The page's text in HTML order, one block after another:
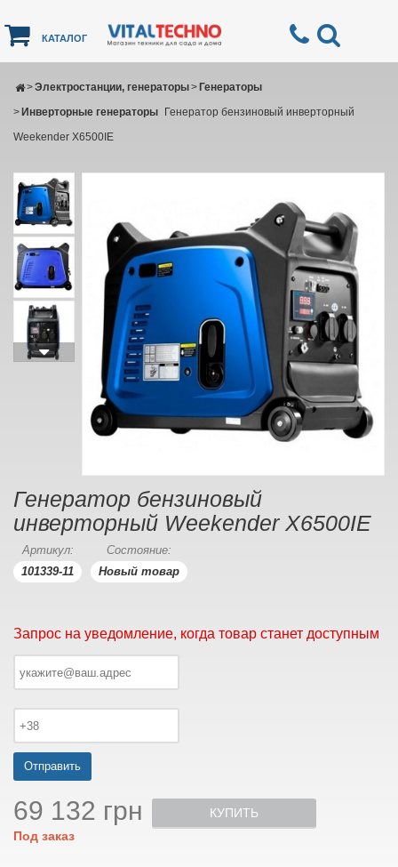
КАТАЛОГ
Электростанции, генераторы
> Генераторы
>
Инверторные генераторы
>
Генератор бензиновый инверторный
Weekender X6500IE
Генератор бензиновый
инверторный Weekender X6500IE
Артикул:
101339-11
Состояние:
Новый товар
Запрос на уведомление, когда товар станет доступным
Отправить
69 132 грн
Под заказ
КУПИТЬ